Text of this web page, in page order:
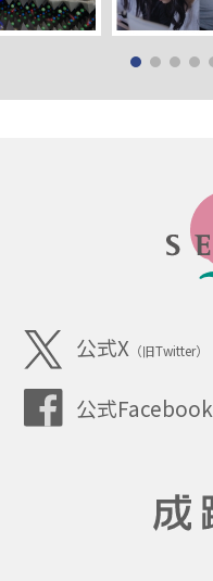
公式X （旧Twitter）
公式Facebook